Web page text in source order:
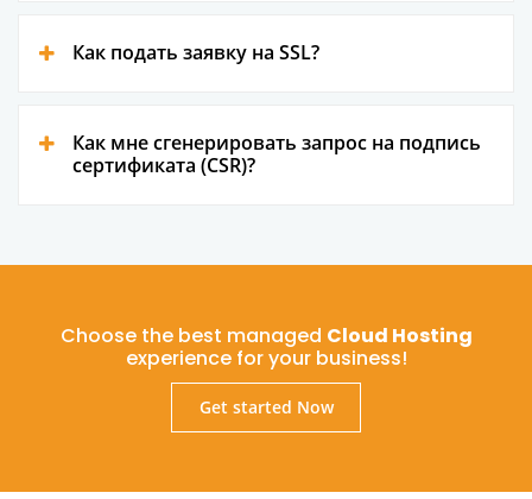
Как подать заявку на SSL?
Как мне сгенерировать запрос на подпись
сертификата (CSR)?
Choose the best managed Cloud Hosting
experience for your business!
Get started Now